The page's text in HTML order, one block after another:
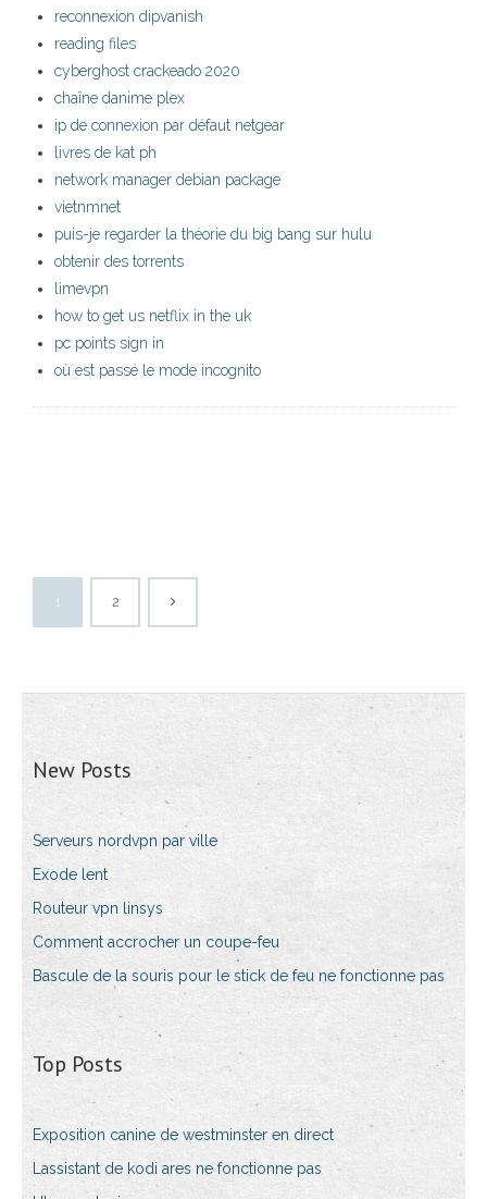
reconnexion dipvanish
reading files
cyberghost crackeado 2020
chaîne danime plex
ip de connexion par défaut netgear
livres de kat ph
network manager debian package
vietnmnet
puis-je regarder la théorie du big bang sur hulu
obtenir des torrents
limevpn
how to get us netflix in the uk
pc points sign in
où est passé le mode incognito
1 2
New Posts
Serveurs nordvpn par ville
Exode lent
Routeur vpn linsys
Comment accrocher un coupe-feu
Bascule de la souris pour le stick de feu ne fonctionne pas
Top Posts
Exposition canine de westminster en direct
Lassistant de kodi ares ne fonctionne pas